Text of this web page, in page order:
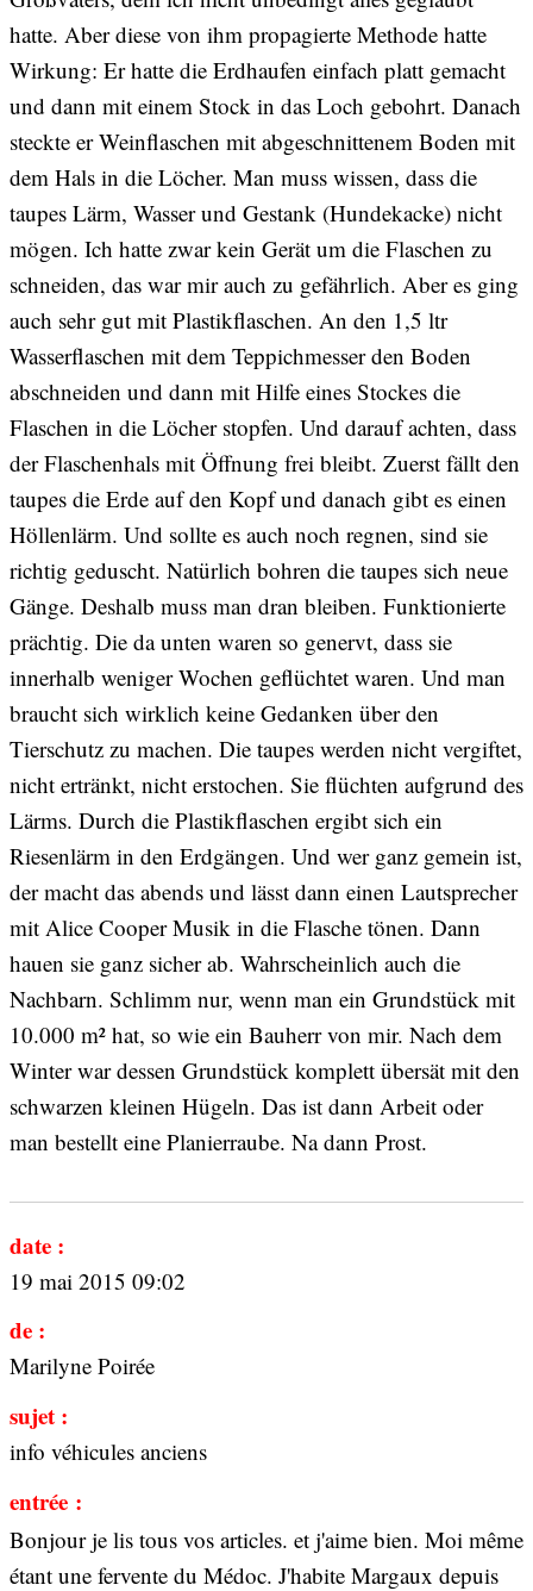
hatte. Aber diese von ihm propagierte Methode hatte
Wirkung: Er hatte die Erdhaufen einfach platt gemacht
und dann mit einem Stock in das Loch gebohrt. Danach
steckte er Weinflaschen mit abgeschnittenem Boden mit
dem Hals in die Löcher. Man muss wissen, dass die
taupes Lärm, Wasser und Gestank (Hundekacke) nicht
mögen. Ich hatte zwar kein Gerät um die Flaschen zu
schneiden, das war mir auch zu gefährlich. Aber es ging
auch sehr gut mit Plastikflaschen. An den 1,5 ltr
Wasserflaschen mit dem Teppichmesser den Boden
abschneiden und dann mit Hilfe eines Stockes die
Flaschen in die Löcher stopfen. Und darauf achten, dass
der Flaschenhals mit Öffnung frei bleibt. Zuerst fällt den
taupes die Erde auf den Kopf und danach gibt es einen
Höllenlärm. Und sollte es auch noch regnen, sind sie
richtig geduscht. Natürlich bohren die taupes sich neue
Gänge. Deshalb muss man dran bleiben. Funktionierte
prächtig. Die da unten waren so genervt, dass sie
innerhalb weniger Wochen geflüchtet waren. Und man
braucht sich wirklich keine Gedanken über den
Tierschutz zu machen. Die taupes werden nicht vergiftet,
nicht ertränkt, nicht erstochen. Sie flüchten aufgrund des
Lärms. Durch die Plastikflaschen ergibt sich ein
Riesenlärm in den Erdgängen. Und wer ganz gemein ist,
der macht das abends und lässt dann einen Lautsprecher
mit Alice Cooper Musik in die Flasche tönen. Dann
hauen sie ganz sicher ab. Wahrscheinlich auch die
Nachbarn. Schlimm nur, wenn man ein Grundstück mit
10.000 m² hat, so wie ein Bauherr von mir. Nach dem
Winter war dessen Grundstück komplett übersät mit den
schwarzen kleinen Hügeln. Das ist dann Arbeit oder
man bestellt eine Planierraube. Na dann Prost.
date :
19 mai 2015 09:02
de :
Marilyne Poirée
sujet :
info véhicules anciens
entrée :
Bonjour je lis tous vos articles. et j'aime bien. Moi même
étant une fervente du Médoc. J'habite Margaux depuis